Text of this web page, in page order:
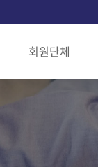
회원단체